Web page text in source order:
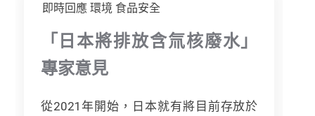
即時回應 環境 食品安全
「日本將排放含氚核廢水」
專家意見
從2021年開始，日本就有將目前存放於